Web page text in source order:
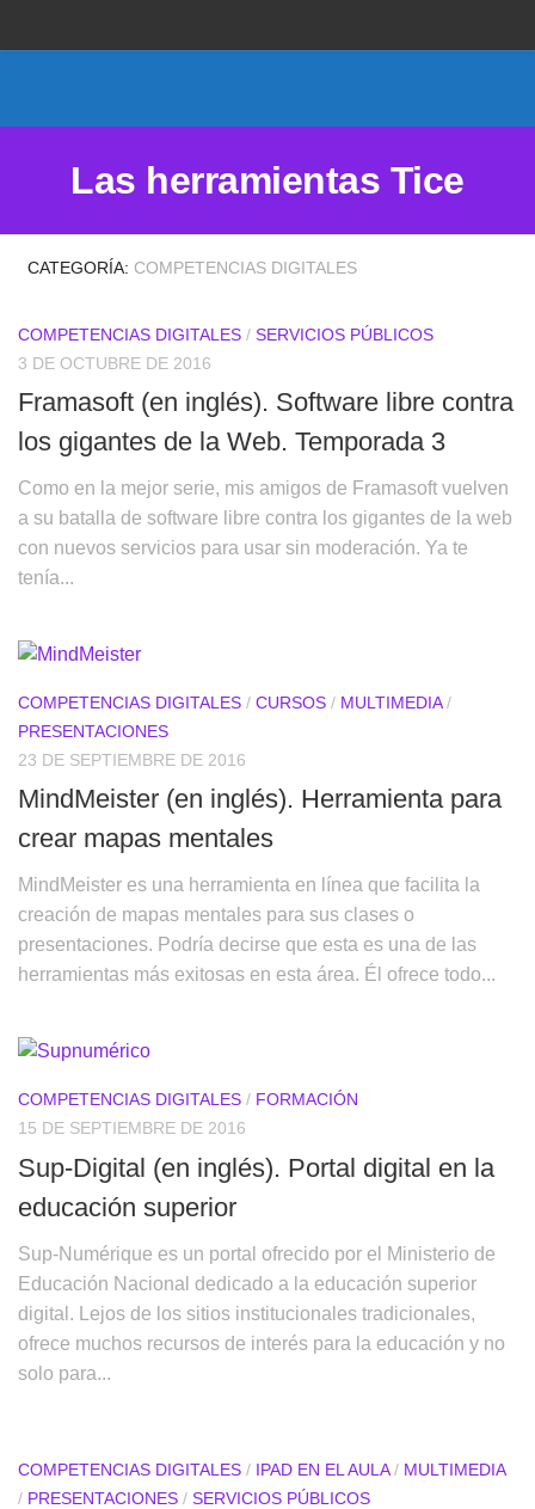
Las herramientas Tice
CATEGORÍA: COMPETENCIAS DIGITALES
COMPETENCIAS DIGITALES / SERVICIOS PÚBLICOS
3 DE OCTUBRE DE 2016
Framasoft (en inglés). Software libre contra
los gigantes de la Web. Temporada 3
Como en la mejor serie, mis amigos de Framasoft vuelven
a su batalla de software libre contra los gigantes de la web
con nuevos servicios para usar sin moderación. Ya te
tenía...
COMPETENCIAS DIGITALES / CURSOS / MULTIMEDIA/
PRESENTACIONES
23 DE SEPTIEMBRE DE 2016
MindMeister (en inglés). Herramienta para
crear mapas mentales
MindMeister es una herramienta en línea que facilita la
creación de mapas mentales para sus clases o
presentaciones. Podría decirse que esta es una de las
herramientas más exitosas en esta área. Él ofrece todo...
COMPETENCIAS DIGITALES / FORMACIÓN
15 DE SEPTIEMBRE DE 2016
Sup-Digital (en inglés). Portal digital en la
educación superior
Sup-Numérique es un portal ofrecido por el Ministerio de
Educación Nacional dedicado a la educación superior
digital. Lejos de los sitios institucionales tradicionales,
ofrece muchos recursos de interés para la educación y no
solo para...
COMPETENCIAS DIGITALES / IPAD EN EL AULA/ MULTIMEDIA
/ PRESENTACIONES / SERVICIOS PÚBLICOS